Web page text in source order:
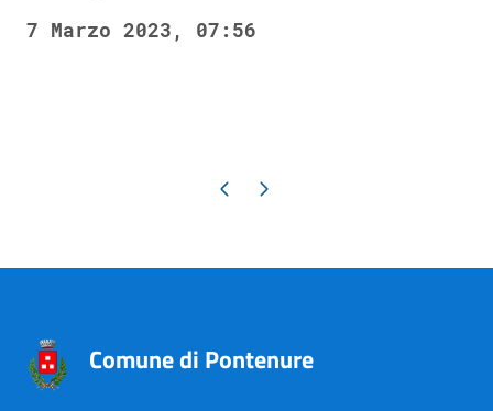
7 Marzo 2023, 07:56
Pagina precedente
Pagina successiva
Comune di Pontenure